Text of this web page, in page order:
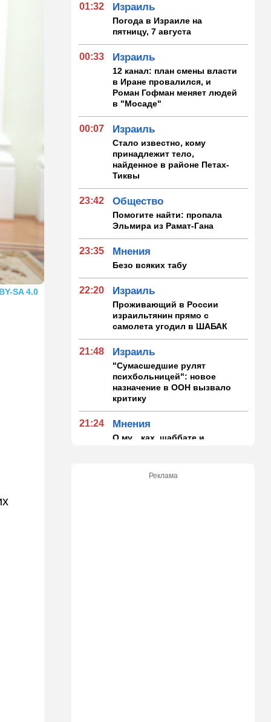
SA 4.0
01:32 Израиль
Погода в Израиле на
пятницу, 7 августа
00:33 Израиль
12 канал: план смены власти
в Иране провалился, и
Роман Гофман меняет людей
в "Мосаде"
00:07 Израиль
Стало известно, кому
принадлежит тело,
найденное в районе Петах-
Тиквы
23:42 Общество
Помогите найти: пропала
Эльмира из Рамат-Гана
23:35 Мнения
Безо всяких табу
22:20 Израиль
Проживающий в России
израильтянин прямо с
самолета угодил в ШАБАК
21:48 Израиль
"Сумасшедшие рулят
психбольницей": новое
назначение в ООН вызвало
критику
21:24 Мнения
О му…ках, шаббате и
ИзраильРеклама